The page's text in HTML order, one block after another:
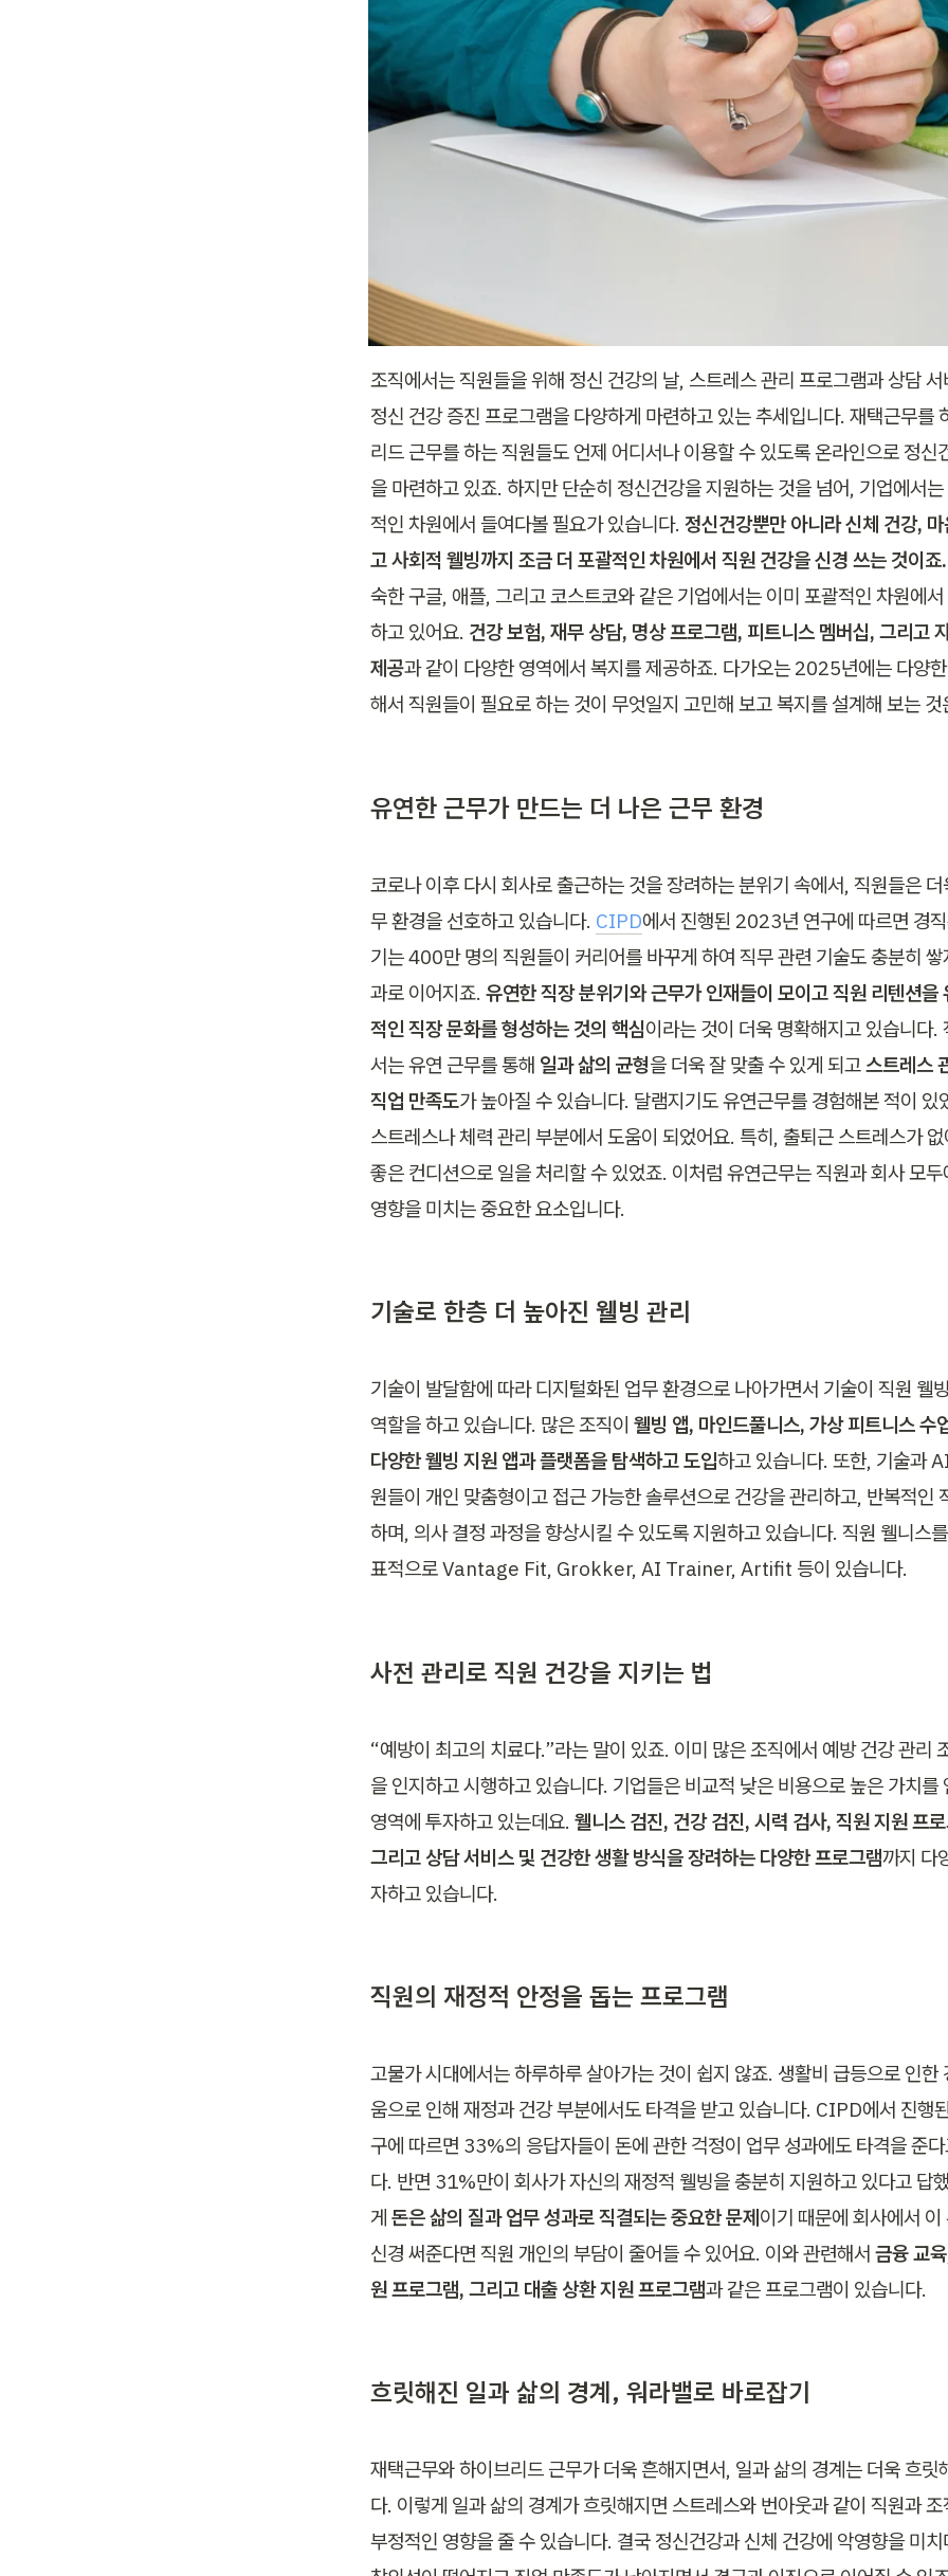
조직에서는 직원들을 위해 정신 건강의 날, 스트레스 관리 프로그램과 상담
정신 건강 증진 프로그램을 다양하게 마련하고 있는 추세입니다. 재택근무를
리드 근무를 하는 직원들도 언제 어디서나 이용할 수 있도록 온라인으로 정신
을 마련하고 있죠. 하지만 단순히 정신건강을 지원하는 것을 넘어, 기업에서
적인 차원에서 들여다볼 필요가 있습니다. 정신건강뿐만 아니라 신체 건강,
고 사회적 웰빙까지 조금 더 포괄적인 차원에서 직원 건강을 신경 쓰는 것이
숙한 구글, 애플, 그리고 코스트코와 같은 기업에서는 이미 포괄적인 차원에
하고 있어요. 건강 보험, 재무 상담, 명상 프로그램, 피트니스 멤버십, 그리고
제공과 같이 다양한 영역에서 복지를 제공하죠. 다가오는 2025년에는 다양
해서 직원들이 필요로 하는 것이 무엇일지 고민해 보고 복지를 설계해 보는
유연한 근무가 만드는 더 나은 근무 환경
코로나 이후 다시 회사로 출근하는 것을 장려하는 분위기 속에서, 직원들은
무 환경을 선호하고 있습니다. CIPD에서 진행된 2023년 연구에 따르면 경
기는 400만 명의 직원들이 커리어를 바꾸게 하여 직무 관련 기술도 충분히
과로 이어지죠. 유연한 직장 분위기와 근무가 인재들이 모이고 직원 리텐션을
적인 직장 문화를 형성하는 것의 핵심이라는 것이 더욱 명확해지고 있습니다.
서는 유연 근무를 통해 일과 삶의 균형을 더욱 잘 맞출 수 있게 되고 스트레스
직업 만족도가 높아질 수 있습니다. 달램지기도 유연근무를 경험해본 적이 있
스트레스나 체력 관리 부분에서 도움이 되었어요. 특히, 출퇴근 스트레스가
좋은 컨디션으로 일을 처리할 수 있었죠. 이처럼 유연근무는 직원과 회사 모
영향을 미치는 중요한 요소입니다.
기술로 한층 더 높아진 웰빙 관리
기술이 발달함에 따라 디지털화된 업무 환경으로 나아가면서 기술이 직원 웰
역할을 하고 있습니다. 많은 조직이 웰빙 앱, 마인드풀니스, 가상 피트니스 수
다양한 웰빙 지원 앱과 플랫폼을 탐색하고 도입하고 있습니다. 또한, 기술과
원들이 개인 맞춤형이고 접근 가능한 솔루션으로 건강을 관리하고, 반복적인
하며, 의사 결정 과정을 향상시킬 수 있도록 지원하고 있습니다. 직원 웰니스
표적으로 Vantage Fit, Grokker, AI Trainer, Artifit 등이 있습니다.
사전 관리로 직원 건강을 지키는 법
“예방이 최고의 치료다.”라는 말이 있죠. 이미 많은 조직에서 예방 건강 관리
을 인지하고 시행하고 있습니다. 기업들은 비교적 낮은 비용으로 높은 가치를
영역에 투자하고 있는데요. 웰니스 검진, 건강 검진, 시력 검사, 직원 지원 프
그리고 상담 서비스 및 건강한 생활 방식을 장려하는 다양한 프로그램까지 다
자하고 있습니다.
직원의 재정적 안정을 돕는 프로그램
고물가 시대에서는 하루하루 살아가는 것이 쉽지 않죠. 생활비 급등으로 인한
움으로 인해 재정과 건강 부분에서도 타격을 받고 있습니다. CIPD에서 진행
구에 따르면 33%의 응답자들이 돈에 관한 걱정이 업무 성과에도 타격을 준
다. 반면 31%만이 회사가 자신의 재정적 웰빙을 충분히 지원하고 있다고 답
게 돈은 삶의 질과 업무 성과로 직결되는 중요한 문제이기 때문에 회사에서
신경 써준다면 직원 개인의 부담이 줄어들 수 있어요. 이와 관련해서 금융 교
원 프로그램, 그리고 대출 상환 지원 프로그램과 같은 프로그램이 있습니다.
흐릿해진 일과 삶의 경계, 워라밸로 바로잡기
재택근무와 하이브리드 근무가 더욱 흔해지면서, 일과 삶의 경계는 더욱 흐릿
다. 이렇게 일과 삶의 경계가 흐릿해지면 스트레스와 번아웃과 같이 직원과
부정적인 영향을 줄 수 있습니다. 결국 정신건강과 신체 건강에 악영향을 미